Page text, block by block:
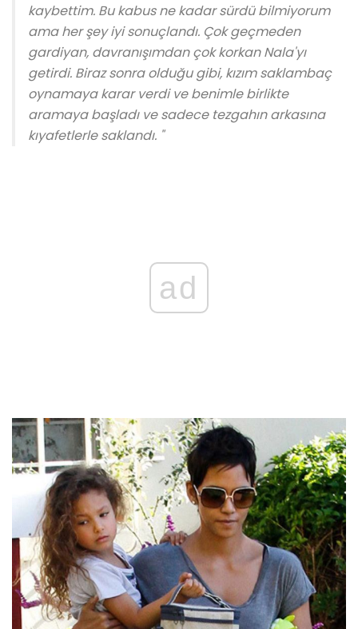
kaybettim. Bu kabus ne kadar sürdü bilmiyorum
ama her şey iyi sonuçlandı. Çok geçmeden
gardiyan, davranışımdan çok korkan Nala'yı
getirdi. Biraz sonra olduğu gibi, kızım saklambaç
oynamaya karar verdi ve benimle birlikte
aramaya başladı ve sadece tezgahın arkasına
kıyafetlerle saklandı. "
ad